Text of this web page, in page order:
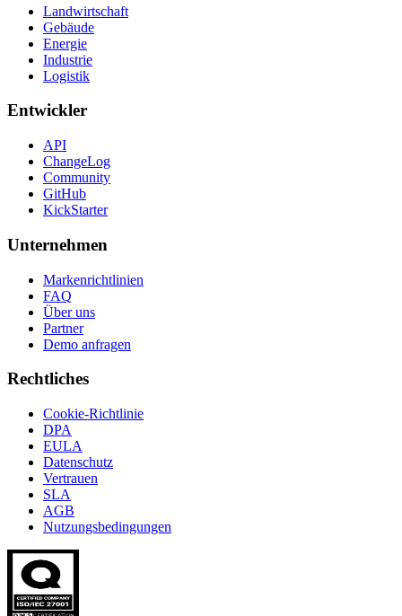
Landwirtschaft
Gebäude
Energie
Industrie
Logistik
Entwickler
API
ChangeLog
Community
GitHub
KickStarter
Unternehmen
Markenrichtlinien
FAQ
Über uns
Partner
Demo anfragen
Rechtliches
Cookie-Richtlinie
DPA
EULA
Datenschutz
Vertrauen
SLA
AGB
Nutzungsbedingungen